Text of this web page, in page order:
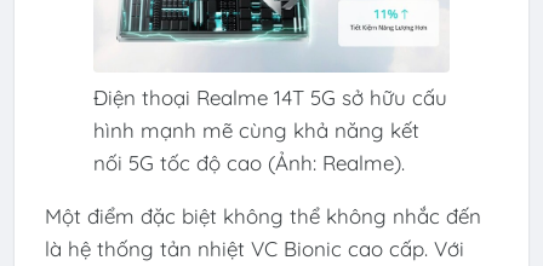
Điện thoại Realme 14T 5G sở hữu cấu
hình mạnh mẽ cùng khả năng kết
nối 5G tốc độ cao (Ảnh: Realme).
Một điểm đặc biệt không thể không nhắc đến
là hệ thống tản nhiệt VC Bionic cao cấp. Với